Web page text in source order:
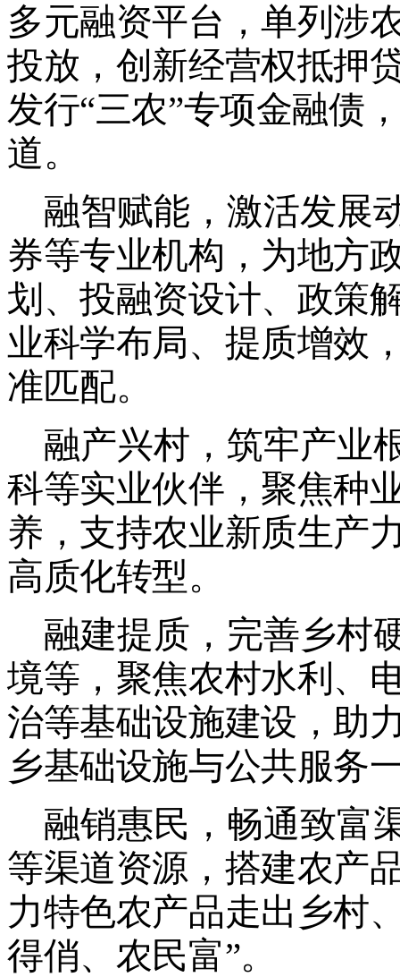
多元融资平台，单列涉
投放，创新经营权抵押
发行“三农”专项金融债
道。
融智赋能，激活发展
券等专业机构，为地方
划、投融资设计、政策
业科学布局、提质增效
准匹配。
融产兴村，筑牢产业
科等实业伙伴，聚焦种
养，支持农业新质生产
高质化转型。
融建提质，完善乡村
境等， 聚焦农村水利、
治等基础设施建设，助
乡基础设施与公共服务
融销惠民，畅通致富
等渠道资源，搭建农产
力特色农产品走出乡村
得俏、农民富”。